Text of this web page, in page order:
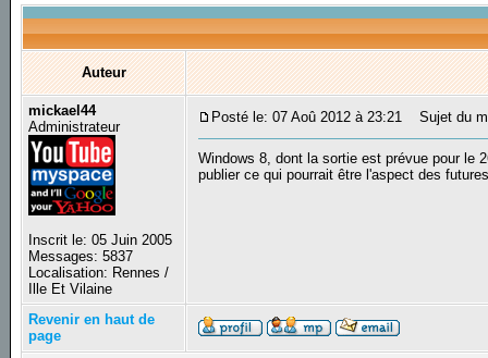
Auteur
mickael44
Administrateur
Inscrit le: 05 Juin 2005
Messages: 5837
Localisation: Rennes /
Ille Et Vilaine
Posté le: 07 Aoû 2012 à 23:21 Sujet du
Windows 8, dont la sortie est prévue pour le
publier ce qui pourrait être l'aspect des
Revenir en haut de
page